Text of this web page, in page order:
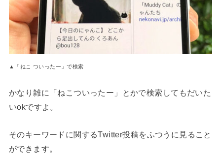
▲「ねこ ついったー」で検索
かなり雑に「ねこついったー」とかで検索してもだいた
いokですよ。
そのキーワードに関するTwitter投稿をふつうに見ること
ができます。